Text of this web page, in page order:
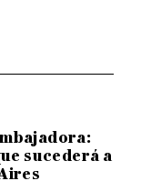
sucederá a